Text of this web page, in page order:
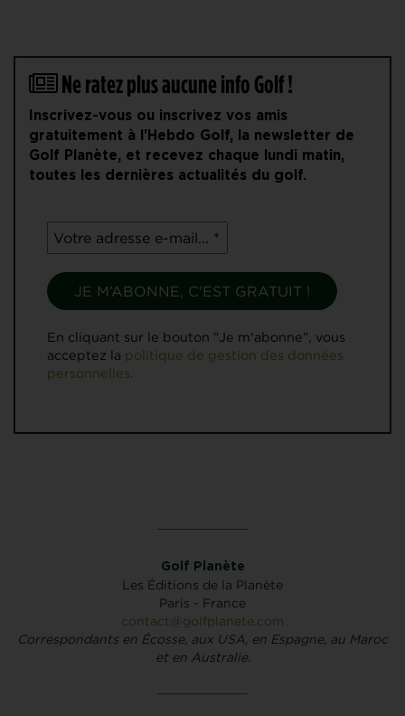
Ne ratez plus aucune info Golf !
Inscrivez-vous ou inscrivez vos amis
gratuitement à l'Hebdo Golf, la newsletter de
Golf Planète, et recevez chaque lundi matin,
toutes les dernières actualités du golf.
En cliquant sur le bouton "Je m'abonne", vous
acceptez la politique de gestion des données
personnelles.
Golf Planète
Les Éditions de la Planète
Paris - France
contact@golfplanete.com
Correspondants en Écosse, aux USA, en Espagne, au Maroc
et en Australie.